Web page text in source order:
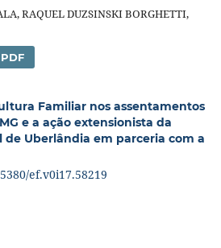
RAQUEL DUZSINSKI BORGHETTI,
PDF
Familiar nos assentamentos
e a ação extensionista da
de Uberlândia em parceria com a
ef.v0i17.58219